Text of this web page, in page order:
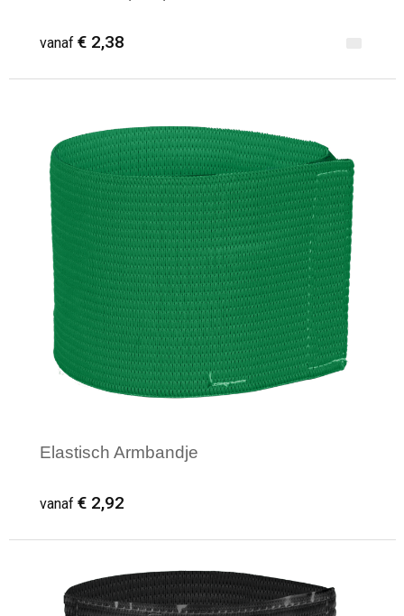
vanaf € 2,38
Minimale afname: 1
Elastisch Armbandje
vanaf € 2,92
Minimale afname: 1